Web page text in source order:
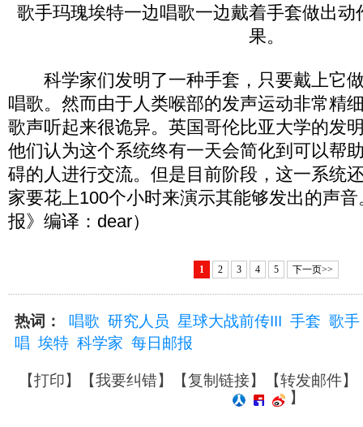
歌手玛瑰埃特一边唱歌一边戴着手套做出动
果。
科学家们发明了一种手套，只要戴上它
唱歌。然而由于人类喉部的发声运动非常精
歌声听起来很诡异。英国哥伦比亚大学的发
他们认为这个系统终有一天会简化到可以帮
碍的人进行交流。但是目前阶段，这一系统
家要花上100个小时来演示其能够发出的声
报》编译：dear）
1 2 3 4 5 下一页>>
热词： 唱歌 研究人员 星球大战前传III 手套 歌手
唱 埃特 科学家 每日邮报
【打印】【我要纠错】【复制链接】【转发邮件】
】